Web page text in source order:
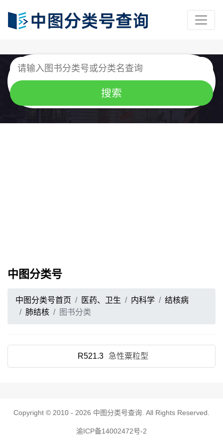
中图分类号
中图分类号首页 医药、卫生 内科学
结核病
肺结核
图书分类
R521.3 急性粟粒型
Copyright © 2010 - 2026 中图分类号查询 . All Rights Reserved.
渝ICP备14002472号-2